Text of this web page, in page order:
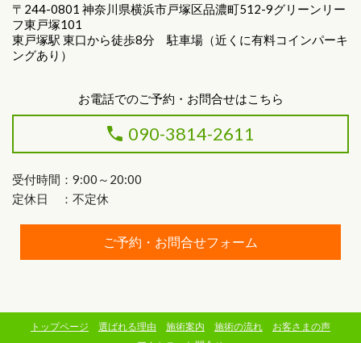
〒244-0801 神奈川県横浜市戸塚区品濃町512-9グリーンリー
フ東戸塚101
東戸塚駅 東口から徒歩8分 駐車場（近くに有料コインパーキ
ングあり）
お電話でのご予約・お問合せはこちら
090-3814-2611
受付時間：9:00～20:00
定休日 ：不定休
ご予約・お問合せフォーム
トップページ 選ばれる理由 施術案内 施術の流れ
お客さまの声